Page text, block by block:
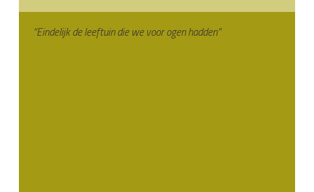
“Eindelijk de leeftuin die we voor ogen hadden”